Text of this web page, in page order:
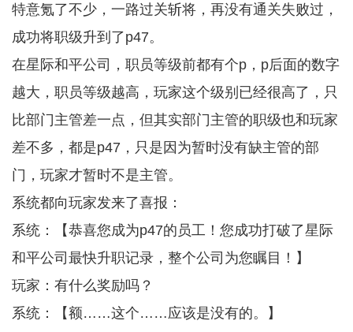
特意氪了不少，一路过关斩将，再没有通关失败过，
成功将职级升到了p47。
在星际和平公司，职员等级前都有个p，p后面的数字
越大，职员等级越高，玩家这个级别已经很高了，只
比部门主管差一点，但其实部门主管的职级也和玩家
差不多，都是p47，只是因为暂时没有缺主管的部
门，玩家才暂时不是主管。
系统都向玩家发来了喜报：
系统：【恭喜您成为p47的员工！您成功打破了星际
和平公司最快升职记录，整个公司为您瞩目！】
玩家：有什么奖励吗？
系统：【额……这个……应该是没有的。】